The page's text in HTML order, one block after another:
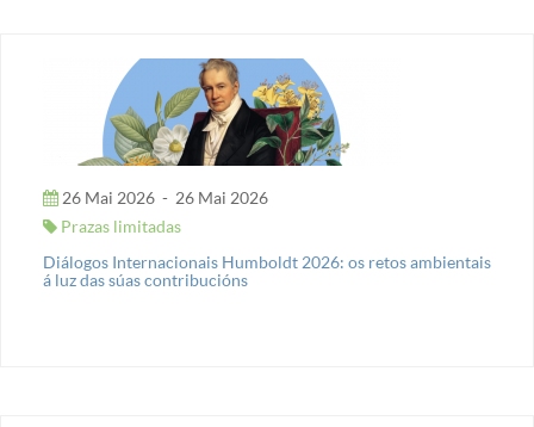
26 Mai 2026 - 26 Mai 2026
Prazas limitadas
Diálogos Internacionais Humboldt 2026: os retos ambientais
á luz das súas contribucións